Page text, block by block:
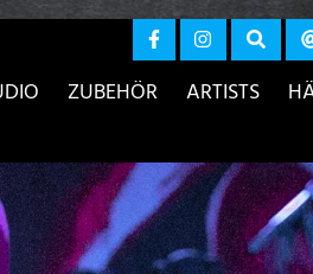
anzeigen
ZUBEHÖR ARTISTS